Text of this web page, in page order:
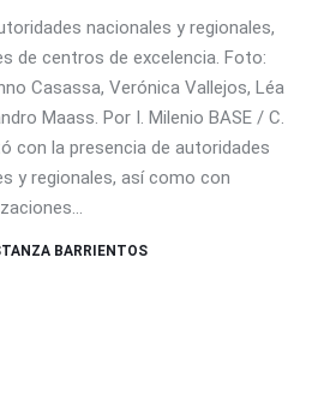
nacionales y regionales,
de centros de excelencia. Foto:
Casassa, Verónica Vallejos, Léa
Maass. Por I. Milenio BASE / C.
con la presencia de autoridades
y regionales, así como con
BARRIENTOS